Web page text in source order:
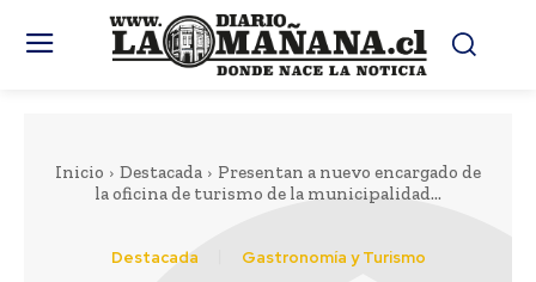
Inicio Destacada
Presentan a nuevo encargado de
la oficina de turismo de la municipalidad...
Destacada Gastronomía y Turismo